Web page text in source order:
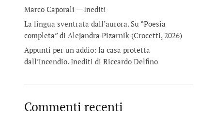
Marco Caporali — Inediti
La lingua sventrata dall’aurora. Su “Poesia
completa” di Alejandra Pizarnik (Crocetti, 2026)
Appunti per un addio: la casa protetta
dall’incendio. Inediti di Riccardo Delfino
Commenti recenti